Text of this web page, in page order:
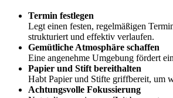
Termin festlegen
Legt einen festen, regelmäßigen
strukturiert und effektiv verlaufen.
Gemütliche Atmosphäre schaffen
Eine angenehme Umgebung fördert
Papier und Stift bereithalten
Habt Papier und Stifte griffbereit, um
Achtungsvolle Fokussierung